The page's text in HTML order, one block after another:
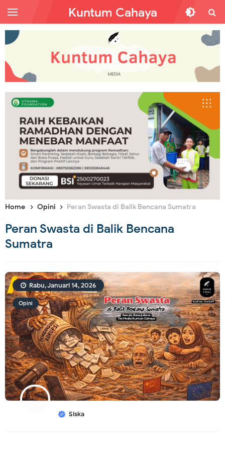
Kuntum Cahaya
Home Opini Peran Swasta di Balik Bencana Sumatra
Peran Swasta di Balik Bencana
Sumatra
Opini
Siska
Rabu, Januari 14, 2026